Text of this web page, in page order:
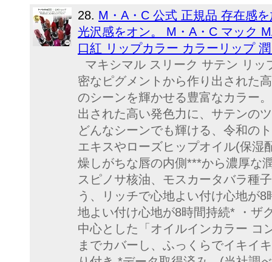
28. M・A・C 公式 正規品 存在感
光沢感をオン。 M・A・C マック
口紅 リップカラー カラーリップ
マキシマル スリーク サテン リッ
密なピグメントから作り出された
のシーンを輝かせる豊富なカラー
出された高い発色力に、サテンの
どんなシーンでも輝ける、令和の
エキスやローズヒップオイル(保湿
燥しがちな唇の内側***から濃厚な
スピノサ核油、モスカータバラ種
う、リッチで心地よい付け心地が
地よい付け心地が8時間持続* ・ザ
中心とした「オイルインカラー コ
までカバーし、ふっくらでイキイ